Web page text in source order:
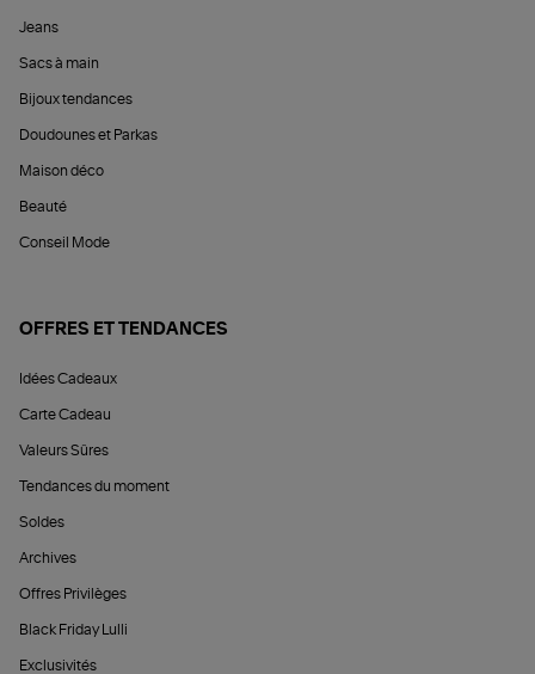
Jeans
Sacs à main
Bijoux tendances
Doudounes et Parkas
Maison déco
Beauté
Conseil Mode
OFFRES ET TENDANCES
Idées Cadeaux
Carte Cadeau
Valeurs Sûres
Tendances du moment
Soldes
Archives
Offres Privilèges
Black Friday Lulli
Exclusivités